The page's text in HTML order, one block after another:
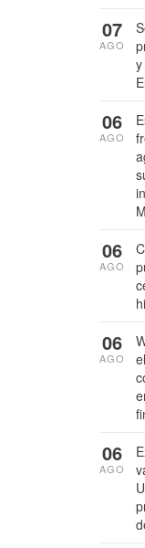
07
AGO
06
AGO
06
AGO
06
AGO
06
AGO